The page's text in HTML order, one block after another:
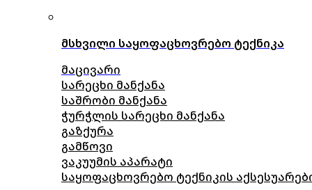
მსხვილი საყოფაცხოვრებო ტექნიკა
მაცივარი
სარეცხი მანქანა
საშრობი მანქანა
ჭურჭლის სარეცხი მანქანა
გაზქურა
გამწოვი
ვაკუუმის აპარატი
საყოფაცხოვრებო ტექნიკის